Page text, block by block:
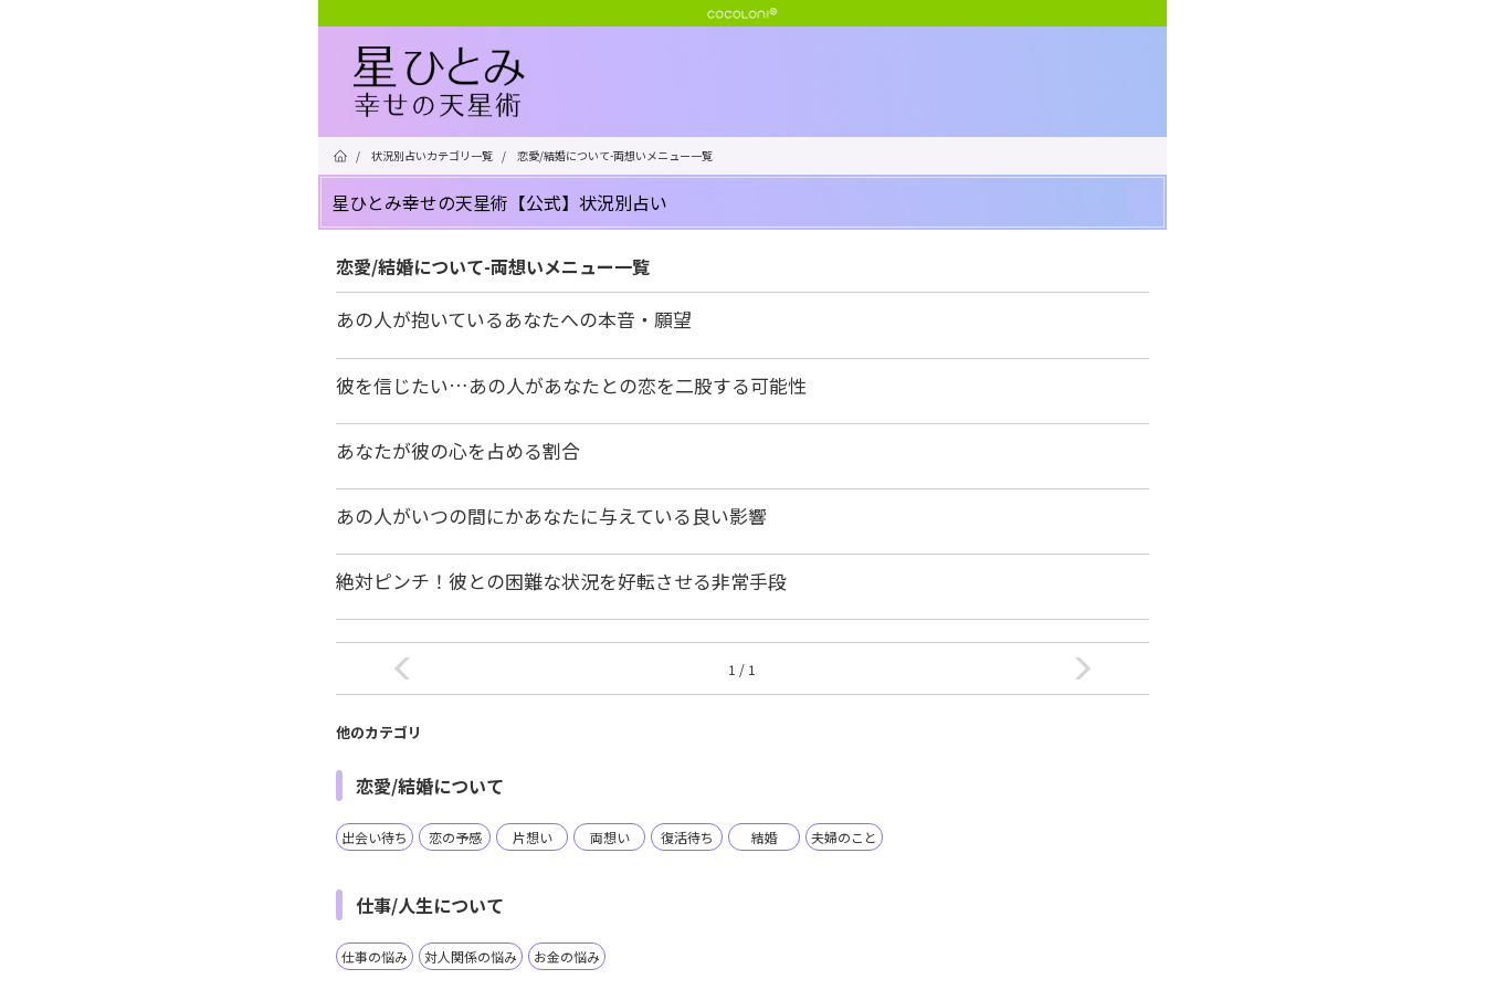
/ 状況別占いカテゴリ一覧 / 恋愛/結婚について-両想いメニュー一覧
星ひとみ幸せの天星術【公式】状況別占い
恋愛/結婚について-両想いメニュー一覧
あの人が抱いているあなたへの本音・願望
彼を信じたい…あの人があなたとの恋を二股する可能性
あなたが彼の心を占める割合
あの人がいつの間にかあなたに与えている良い影響
絶対ピンチ！彼との困難な状況を好転させる非常手段
1 / 1
他のカテゴリ
恋愛/結婚について
出会い待ち 恋の予感 片想い 両想い 復活待ち 結婚 夫婦のこと
仕事/人生について
仕事の悩み 対人関係の悩み お金の悩み